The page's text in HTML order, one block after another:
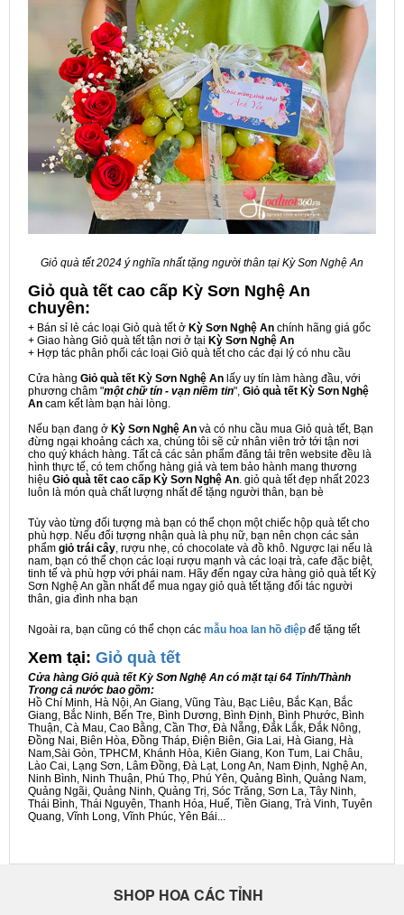
Giỏ quà tết 2024 ý nghĩa nhất tặng người thân tại Kỳ Sơn Nghệ An
Giỏ quà tết cao cấp Kỳ Sơn Nghệ An
chuyên:
+ Bán sỉ lẻ các loại Giỏ quà tết ở Kỳ Sơn Nghệ An chính hãng giá gốc
+ Giao hàng Giỏ quà tết tận nơi ở tại Kỳ Sơn Nghệ An
+ Hợp tác phân phối các loại Giỏ quà tết cho các đại lý có nhu cầu
Cửa hàng Giỏ quà tết Kỳ Sơn Nghệ An lấy uy tín làm hàng đầu, với
phương châm "một chữ tín - vạn niềm tin", Giỏ quà tết Kỳ Sơn Nghệ
An cam kết làm bạn hài lòng.
Nếu bạn đang ở Kỳ Sơn Nghệ An và có nhu cầu mua Giỏ quà tết, Bạn
đừng ngại khoảng cách xa, chúng tôi sẽ cử nhân viên trở tới tận nơi
cho quý khách hàng. Tất cả các sản phẩm đăng tải trên website đều là
hình thực tế, có tem chống hàng giả và tem bảo hành mang thương
hiệu Giỏ quà tết cao cấp Kỳ Sơn Nghệ An. giỏ quà tết đẹp nhất 2023
luôn là món quà chất lượng nhất để tặng người thân, bạn bè
Tùy vào từng đối tượng mà bạn có thể chọn một chiếc hộp quà tết cho
phù hợp. Nếu đối tượng nhận quà là phụ nữ, bạn nên chọn các sản
phẩm giỏ trái cây, rượu nhẹ, có chocolate và đồ khô. Ngược lại nếu là
nam, bạn có thể chọn các loại rượu mạnh và các loại trà, cafe đặc biệt,
tinh tế và phù hợp với phái nam. Hãy đến ngay cửa hàng giỏ quà tết Kỳ
Sơn Nghệ An gần nhất để mua ngay giỏ quà tết tặng đối tác người
thân, gia đình nha bạn
Ngoài ra, bạn cũng có thể chọn các mẫu hoa lan hồ điệp để tặng tết
Xem tại: Giỏ quà tết
Cửa hàng Giỏ quà tết Kỳ Sơn Nghệ An có mặt tại 64 Tỉnh/Thành
Trong cả nước bao gồm:
Hồ Chí Minh, Hà Nội, An Giang, Vũng Tàu, Bạc Liêu, Bắc Kạn, Bắc
Giang, Bắc Ninh, Bến Tre, Bình Dương, Bình Định, Bình Phước, Bình
Thuận, Cà Mau, Cao Bằng, Cần Thơ, Đà Nẵng, Đắk Lắk, Đắk Nông,
Đồng Nai, Biên Hòa, Đồng Tháp, Điện Biên, Gia Lai, Hà Giang, Hà
Nam,Sài Gòn, TPHCM, Khánh Hòa, Kiên Giang, Kon Tum, Lai Châu,
Lào Cai, Lạng Sơn, Lâm Đồng, Đà Lạt, Long An, Nam Định, Nghệ An,
Ninh Bình, Ninh Thuận, Phú Thọ, Phú Yên, Quảng Bình, Quảng Nam,
Quảng Ngãi, Quảng Ninh, Quảng Trị, Sóc Trăng, Sơn La, Tây Ninh,
Thái Bình, Thái Nguyên, Thanh Hóa, Huế, Tiền Giang, Trà Vinh, Tuyên
Quang, Vĩnh Long, Vĩnh Phúc, Yên Bái...
SHOP HOA CÁC TỈNH